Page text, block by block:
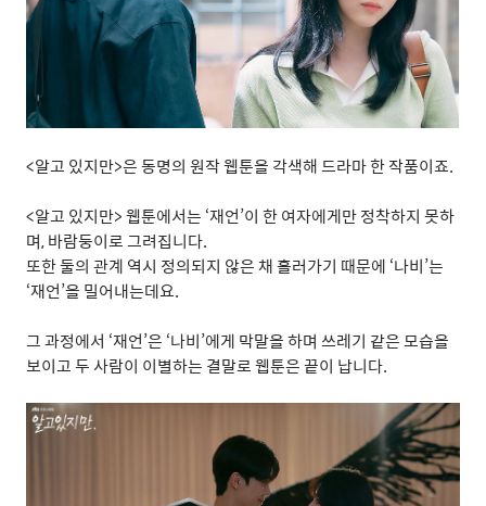
<알고 있지만>은 동명의 원작 웹툰을 각색해 드라마 한 작품이죠.
<알고 있지만>웹툰에서는 ‘재언’이 한 여자에게만 정착하지 못하
며,바람둥이로 그려집니다.
또한 둘의 관계 역시 정의되지 않은 채 흘러가기 때문에 ‘나비’는
‘재언’을 밀어내는데요.
그 과정에서 ‘재언’은 ‘나비’에게 막말을 하며 쓰레기 같은 모습을
보이고 두 사람이 이별하는 결말로 웹툰은 끝이 납니다.